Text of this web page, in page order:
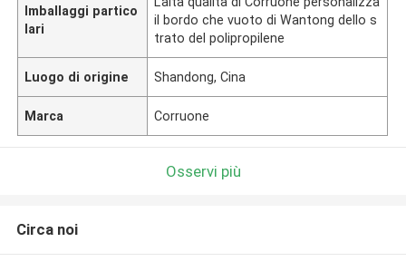
Imballaggi partico
lari
il bordo che vuoto di Wantong dello s
trato del polipropilene
Luogo di origine Shandong, Cina
Marca Corruone
Osservi più
Circa noi